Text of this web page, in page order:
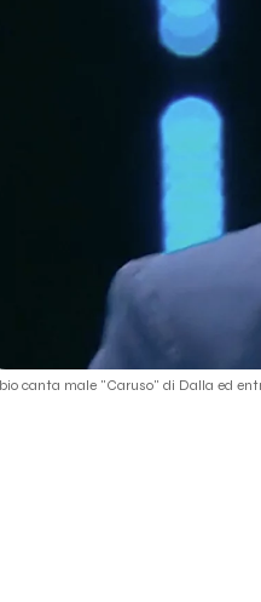
canta male "Caruso" di Dalla ed